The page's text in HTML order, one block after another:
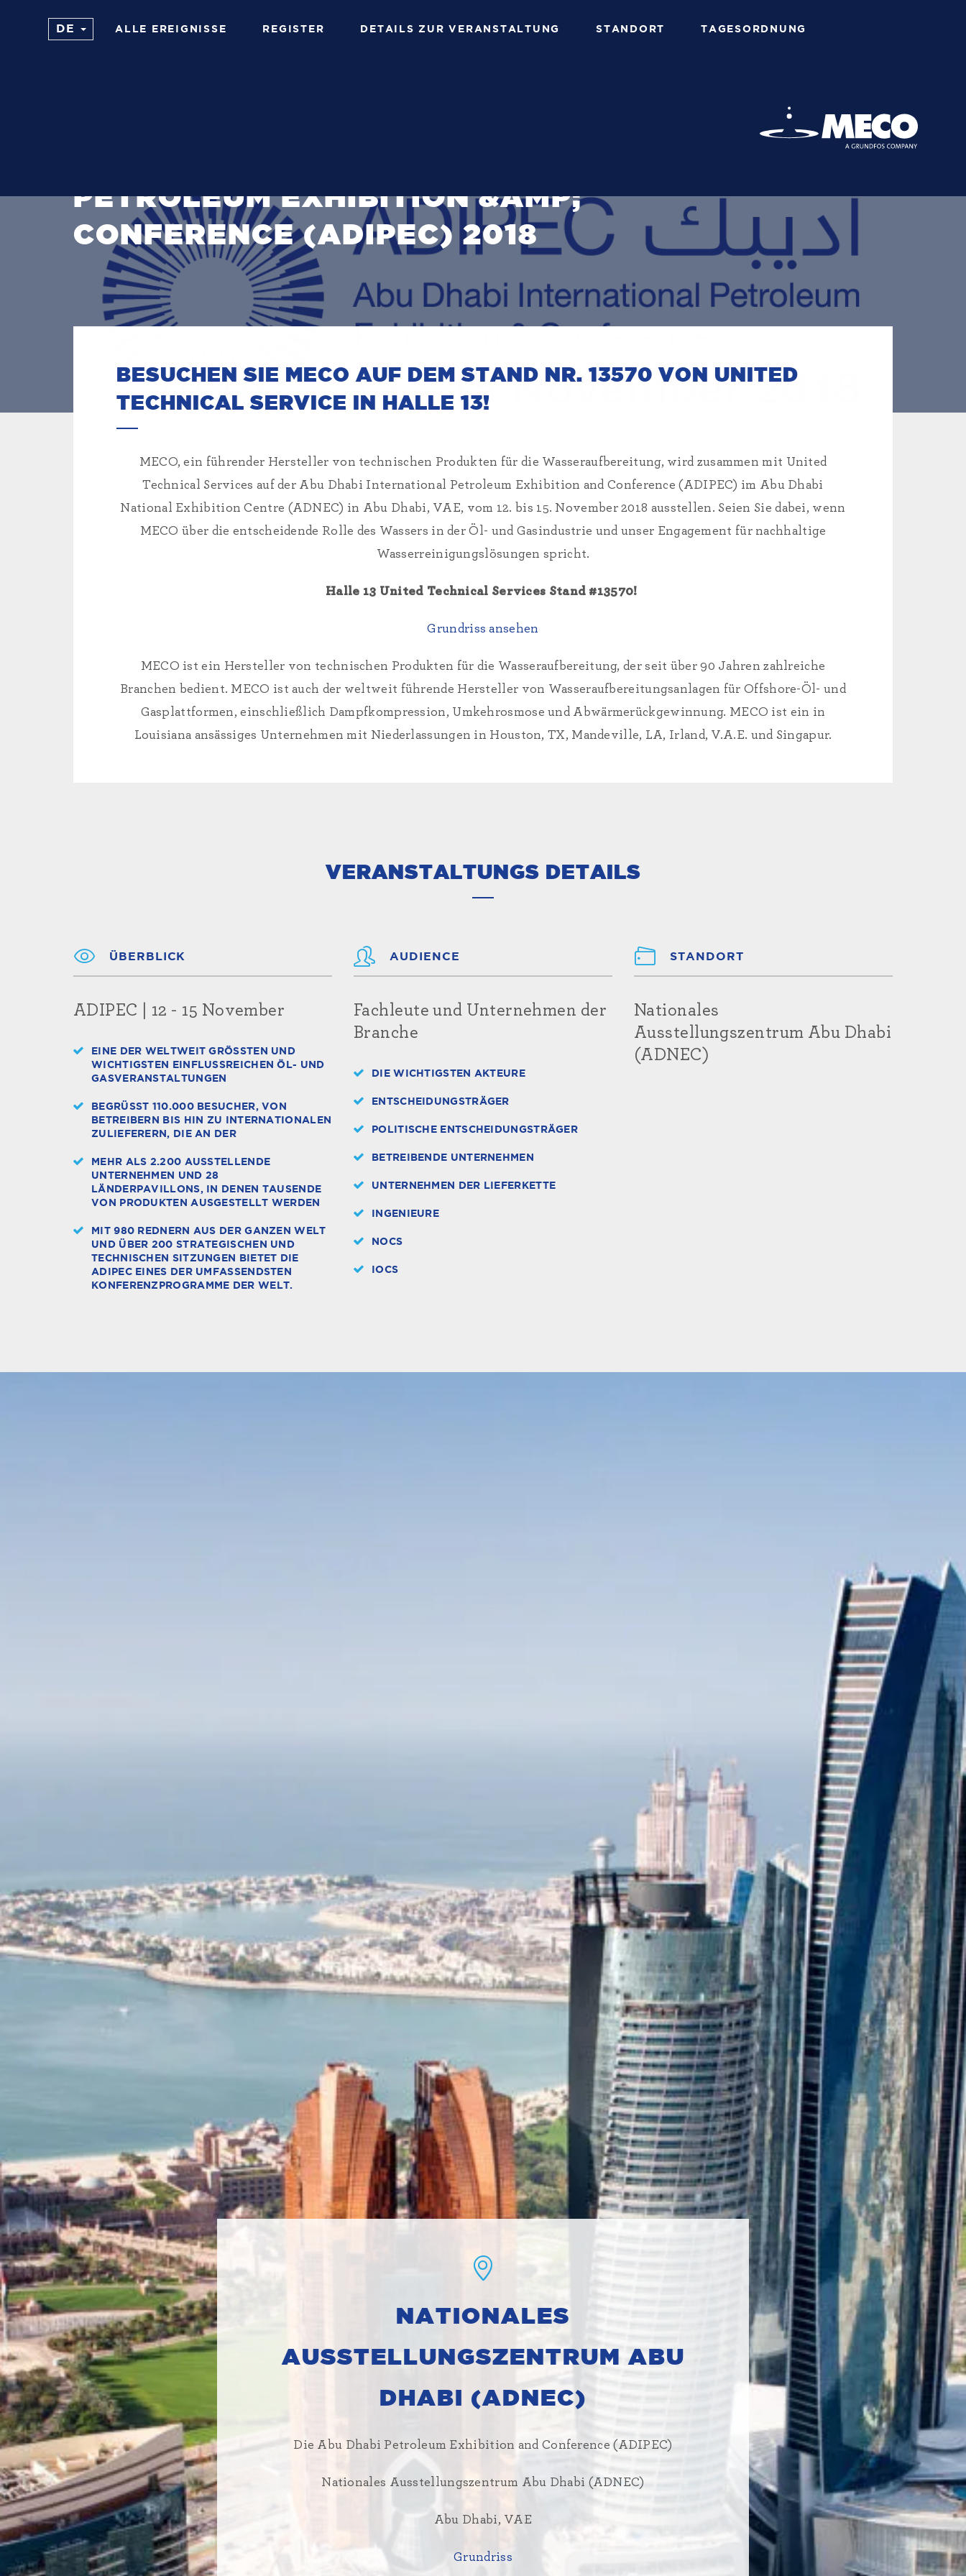
ALLE EREIGNISSE REGISTER DETAILS ZUR VERANSTALTUNG STANDORT TAGESORDNUNG
PETROLEUM EXHIBITION &AMP;
CONFERENCE (ADIPEC) 2018
BESUCHEN SIE MECO AUF DEM STAND NR. 13570 VON UNITED
TECHNICAL SERVICE IN HALLE 13!
MECO, ein führender Hersteller von technischen Produkten für die Wasseraufbereitung, wird zusammen mit United
Technical Services auf der Abu Dhabi International Petroleum Exhibition and Conference (ADIPEC) im Abu Dhabi
National Exhibition Centre (ADNEC) in Abu Dhabi, VAE, vom 12. bis 15. November 2018 ausstellen. Seien Sie dabei, wenn
MECO über die entscheidende Rolle des Wassers in der Öl- und Gasindustrie und unser Engagement für nachhaltige
Wasserreinigungslösungen spricht.
Halle 13 United Technical Services Stand #13570!
Grundriss ansehen
MECO ist ein Hersteller von technischen Produkten für die Wasseraufbereitung, der seit über 90 Jahren zahlreiche
Branchen bedient. MECO ist auch der weltweit führende Hersteller von Wasseraufbereitungsanlagen für Offshore-Öl- und
Gasplattformen, einschließlich Dampfkompression, Umkehrosmose und Abwärmerückgewinnung. MECO ist ein in
Louisiana ansässiges Unternehmen mit Niederlassungen in Houston, TX, Mandeville, LA, Irland, V.A.E. und Singapur.
VERANSTALTUNGS DETAILS
ÜBERBLICK
ADIPEC | 12 - 15 November
EINE DER WELTWEIT GRÖSSTEN UND W
ICHTIGSTEN EINFLUSSREICHEN ÖL- UND G
ASVERANSTALTUNGEN
BEGRÜSST 110.000 BESUCHER, VON B
ETREIBERN BIS HIN ZU INTERNATIONALEN Z
ULIEFERERN, DIE AN DER
MEHR ALS 2.200 AUSSTELLENDE
UNTERNEHMEN UND 28
LÄNDERPAVILLONS, IN DENEN TAUSENDE
VON PRODUKTEN AUSGESTELLT WERDEN
MIT 980 REDNERN AUS DER GANZEN WELT
UND ÜBER 200 STRATEGISCHEN UND
TECHNISCHEN SITZUNGEN BIETET DIE
ADIPEC EINES DER UMFASSENDSTEN
KONFERENZPROGRAMME DER WELT.
AUDIENCE
Fachleute und Unternehmen der
Branche
DIE WICHTIGSTEN AKTEURE
ENTSCHEIDUNGSTRÄGER
POLITISCHE ENTSCHEIDUNGSTRÄGER
BETREIBENDE UNTERNEHMEN
UNTERNEHMEN DER LIEFERKETTE
INGENIEURE
NOCS
IOCS
STANDORT
Nationales
Ausstellungszentrum Abu Dhabi
(ADNEC)
NATIONALES
AUSSTELLUNGSZENTRUM ABU
DHABI (ADNEC)
Die Abu Dhabi Petroleum Exhibition and Conference (ADIPEC)
Nationales Ausstellungszentrum Abu Dhabi (ADNEC)
Abu Dhabi, VAE
Grundriss